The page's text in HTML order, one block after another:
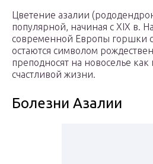
Цветение азалии
популярной, начиная с XIX в.
современной Европы горшки
остаются символом
преподносят на новоселье
счастливой жизни.
Болезни Азалии